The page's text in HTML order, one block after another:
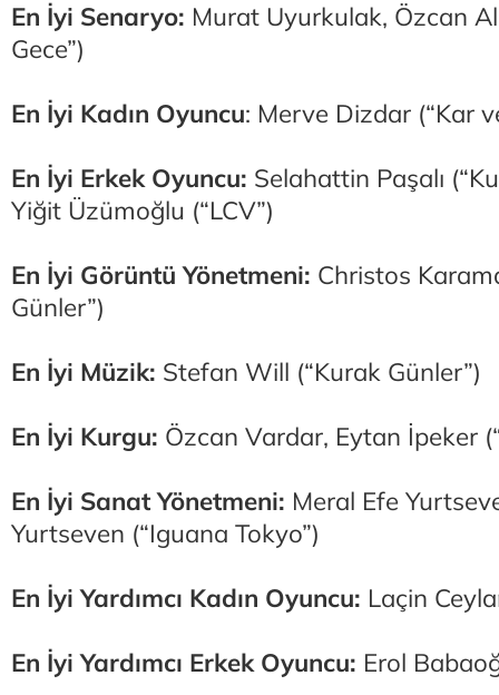
En İyi Senaryo: Murat Uyurkulak, Özcan
Gece”)
En İyi Kadın Oyuncu: Merve Dizdar (“Kar
En İyi Erkek Oyuncu: Selahattin Paşalı
Yiğit Üzümoğlu (“LCV”)
En İyi Görüntü Yönetmeni: Christos
Günler”)
En İyi Müzik: Stefan Will (“Kurak Günler”)
En İyi Kurgu: Özcan Vardar, Eytan İpeker
En İyi Sanat Yönetmeni: Meral Efe
Yurtseven (“Iguana Tokyo”)
En İyi Yardımcı Kadın Oyuncu: Laçin
En İyi Yardımcı Erkek Oyuncu: Erol